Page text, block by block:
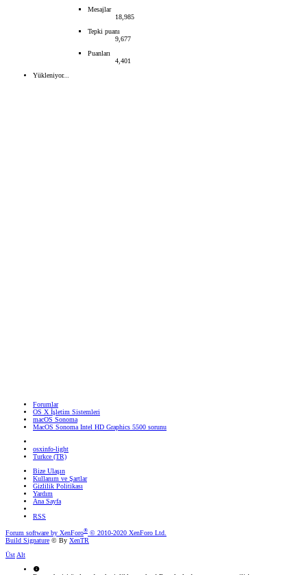
Mesajlar
18,985
Tepki puanı
9,677
Puanları
4,401
Yükleniyor...
Forumlar
OS X İşletim Sistemleri
macOS Sonoma
MacOS Sonoma Intel HD Graphics 5500 sorunu
osxinfo-light
Turkce (TR)
Bize Ulaşın
Kullanım ve Şartlar
Gizlilik Politikası
Yardım
Ana Sayfa
RSS
Forum software by XenForo® © 2010-2020 XenForo Ltd.
Build Signature © By XenTR
Üst Alt